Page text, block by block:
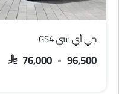
جي أي سي GS4
SAR 76,000 - 96,500